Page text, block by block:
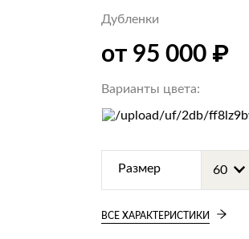
Дубленки
от 95 000 ₽
Варианты цвета:
Размер
ВСЕ ХАРАКТЕРИСТИКИ